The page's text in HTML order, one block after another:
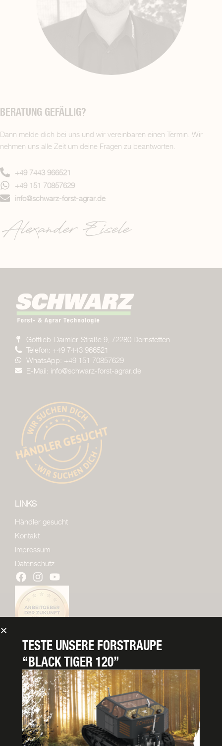
BERATUNG GEFÄLLIG?
Dann melde dich bei uns und wir vereinbaren einen Termin. Wir
nehmen uns alle Zeit um deine Fragen zu beantworten.
+49 7443 966521
+49 151 70857629
info@schwarz-forst-agrar.de
Gottlieb-Daimler-Straße 9, 72280 Dornstetten
Telefon: +49 7443 966521
WhatsApp: +49 151 70857629
E-Mail: info@schwarz-forst-agrar.de
LINKS
Händler gesucht
Kontakt
Impressum
Datenschutz
PROSPEKT ANFORDERN
TESTE UNSERE FORSTRAUPE
“BLACK TIGER 120”